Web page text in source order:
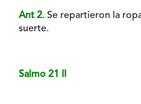
Ant 2. Se repartieron la
suerte.
Salmo 21 II